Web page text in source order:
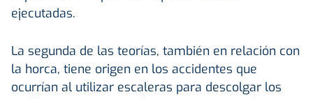
ejecutadas.
La segunda de las teorías, también en relación con
la horca, tiene origen en los accidentes que
ocurrían al utilizar escaleras para descolgar los